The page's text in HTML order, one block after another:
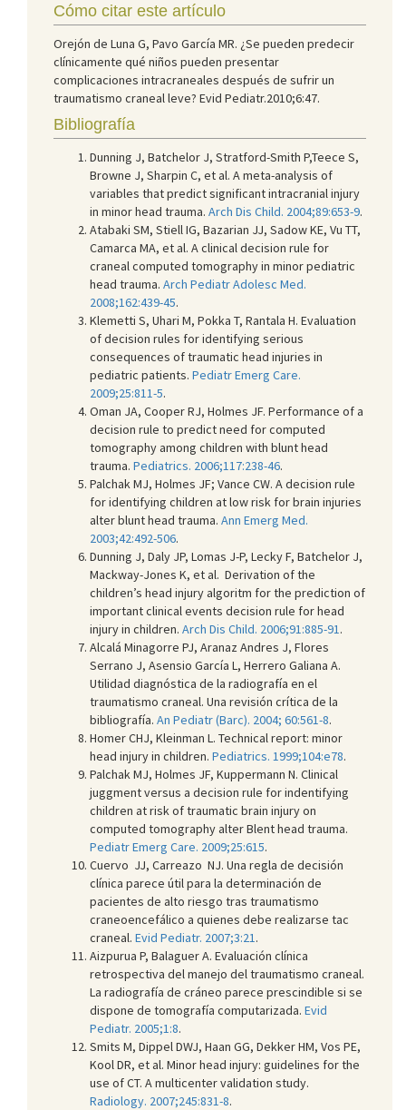
Cómo citar este artículo
Orejón de Luna G, Pavo García MR. ¿Se pueden predecir
clínicamente qué niños pueden presentar
complicaciones intracraneales después de sufrir un
traumatismo craneal leve? Evid Pediatr.2010;6:47.
Bibliografía
Dunning J, Batchelor J, Stratford-Smith P,Teece S,
Browne J, Sharpin C, et al. A meta-analysis of
variables that predict significant intracranial injury
in minor head trauma. Arch Dis Child. 2004;89:653-9.
Atabaki SM, Stiell IG, Bazarian JJ, Sadow KE, Vu TT,
Camarca MA, et al. A clinical decision rule for
craneal computed tomography in minor pediatric
head trauma. Arch Pediatr Adolesc Med.
2008;162:439-45.
Klemetti S, Uhari M, Pokka T, Rantala H. Evaluation
of decision rules for identifying serious
consequences of traumatic head injuries in
pediatric patients. Pediatr Emerg Care.
2009;25:811-5.
Oman JA, Cooper RJ, Holmes JF. Performance of a
decision rule to predict need for computed
tomography among children with blunt head
trauma. Pediatrics. 2006;117:238-46.
Palchak MJ, Holmes JF; Vance CW. A decision rule
for identifying children at low risk for brain injuries
alter blunt head trauma. Ann Emerg Med.
2003;42:492-506.
Dunning J, Daly JP, Lomas J-P, Lecky F, Batchelor J,
Mackway-Jones K, et al. Derivation of the
children’s head injury algoritm for the prediction of
important clinical events decision rule for head
injury in children. Arch Dis Child. 2006;91:885-91 .
Alcalá Minagorre PJ, Aranaz Andres J, Flores
Serrano J, Asensio García L, Herrero Galiana A.
Utilidad diagnóstica de la radiografía en el
traumatismo craneal. Una revisión crítica de la
bibliografía. An Pediatr (Barc). 2004; 60:561-8.
Homer CHJ, Kleinman L. Technical report: minor
head injury in children. Pediatrics. 1999;104:e78.
Palchak MJ, Holmes JF, Kuppermann N. Clinical
juggment versus a decision rule for indentifying
children at risk of traumatic brain injury on
computed tomography alter Blent head trauma.
Pediatr Emerg Care. 2009;25:615.
Cuervo JJ, Carreazo NJ. Una regla de decisión
clínica parece útil para la determinación de
pacientes de alto riesgo tras traumatismo
craneoencefálico a quienes debe realizarse tac
craneal. Evid Pediatr. 2007;3:21 .
Aizpurua P, Balaguer A. Evaluación clínica
retrospectiva del manejo del traumatismo craneal.
La radiografía de cráneo parece prescindible si se
dispone de tomografía computarizada. Evid
Pediatr. 2005;1:8.
Smits M, Dippel DWJ, Haan GG, Dekker HM, Vos PE,
Kool DR, et al. Minor head injury: guidelines for the
use of CT. A multicenter validation study.
Radiology. 2007;245:831-8.